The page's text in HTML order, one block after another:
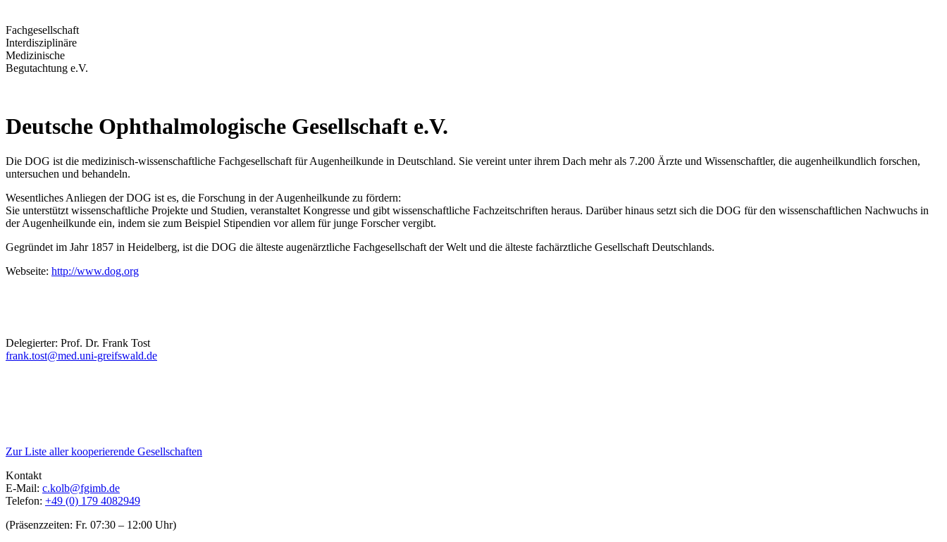
Fachgesellschaft
Interdisziplinäre
Medizinische
Begutachtung e.V.
Deutsche Ophthalmologische Gesellschaft e.V.
Die DOG ist die medizinisch-wissenschaftliche Fachgesellschaft für Augenheilkunde in Deutschland. Sie vereint unter ihrem Dach mehr als 7.200 Ärzte und Wissenschaftler, die augenheilkundlich forschen,
untersuchen und behandeln.
Wesentliches Anliegen der DOG ist es, die Forschung in der Augenheilkunde zu fördern:
Sie unterstützt wissenschaftliche Projekte und Studien, veranstaltet Kongresse und gibt wissenschaftliche Fachzeitschriften heraus. Darüber hinaus setzt sich die DOG für den wissenschaftlichen Nachwuchs in
der Augenheilkunde ein, indem sie zum Beispiel Stipendien vor allem für junge Forscher vergibt.
Gegründet im Jahr 1857 in Heidelberg, ist die DOG die älteste augenärztliche Fachgesellschaft der Welt und die älteste fachärztliche Gesellschaft Deutschlands.
Webseite: http://www.dog.org
Delegierter: Prof. Dr. Frank Tost
frank.tost@med.uni-greifswald.de
Zur Liste aller kooperierende Gesellschaften
Kontakt
E-Mail: c.kolb@fgimb.de
Telefon: +49 (0) 179 4082949
(Präsenzzeiten: Fr. 07:30 – 12:00 Uhr)